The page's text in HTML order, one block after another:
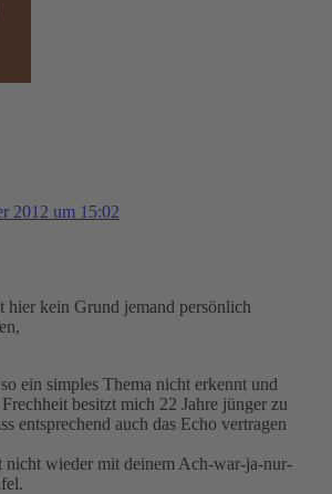
2012 um 15:02
hier kein Grund jemand persönlich
ein simples Thema nicht erkennt und
besitzt mich 22 Jahre jünger zu
entsprechend auch das Echo vertragen
nicht wieder mit deinem Ach-war-ja-nur-